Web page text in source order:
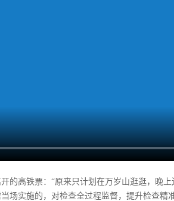
的高铁票：“原来只计划在万岁山逛逛，晚
场实施的，对检查全过程监督，提升检查